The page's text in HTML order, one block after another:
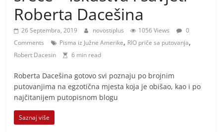
t
i
v
n
h
v
Roberta Dacešina
26 Septembra, 2019 novostiplus 1056 Views
0
Comments
Pisma iz Južne Amerike, RIO priče sa putovanja,
Robert Dacesin 6 min read
Roberta Dacešina gotovo svi poznaju po brojnim
putovanjima na egzotična mjesta koja je obišao, kao i po
najčitanijem putopisnom blogu
Saznaj više